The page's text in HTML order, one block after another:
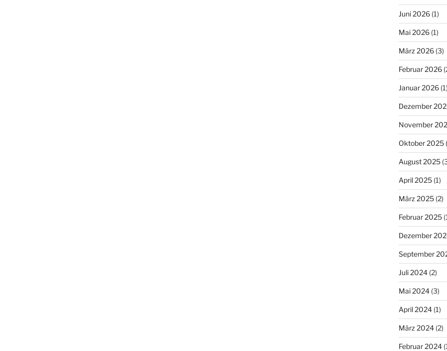
Juni 2026(1)
Mai 2026(1)
März 2026(3)
Februar 2026
Januar 2026(1)
Dezember
November
Oktober 2025
August 2025
April 2025(1)
März 2025(2)
Februar 2025
Dezember
September
Juli 2024(2)
Mai 2024(3)
April 2024(1)
März 2024(2)
Februar 2024